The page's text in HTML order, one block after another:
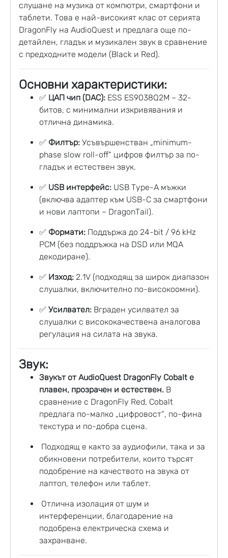
слушане на музика от компютри, смартфони и
таблети. Това е най-високият клас от серията
DragonFly на AudioQuest и предлага още по-
детайлен, гладък и музикален звук в сравнение
с предходните модели (Black и Red).
Основни характеристики:
✅ ЦАП чип (DAC): ESS ES9038Q2M – 32-
битов, с минимални изкривявания и
отлична динамика.
✅ Филтър: Усъвършенстван „minimum-
phase slow roll-off“ цифров филтър за по-
гладък и естествен звук.
✅ USB интерфейс: USB Type-A мъжки
(включва адаптер към USB-C за смартфони
и нови лаптопи – DragonTail).
✅ Формати: Поддържа до 24-bit / 96 kHz
PCM (без поддръжка на DSD или MQA
декодиране).
✅ Изход: 2.1V (подходящ за широк диапазон
слушалки, включително по-високоомни).
✅ Усилвател: Вграден усилвател за
слушалки с висококачествена аналогова
регулация на силата на звука.
Звук:
Звукът от AudioQuest DragonFly Cobalt е
плавен, прозрачен и естествен. В
сравнение с DragonFly Red, Cobalt
предлага по-малко „цифровост“, по-фина
текстура и по-добра сцена.
Подходящ е както за аудиофили, така и за
обикновени потребители, които търсят
подобрение на качеството на звука от
лаптоп, телефон или таблет.
Отлична изолация от шум и
интерференции, благодарение на
подобрена електрическа схема и
захранване.